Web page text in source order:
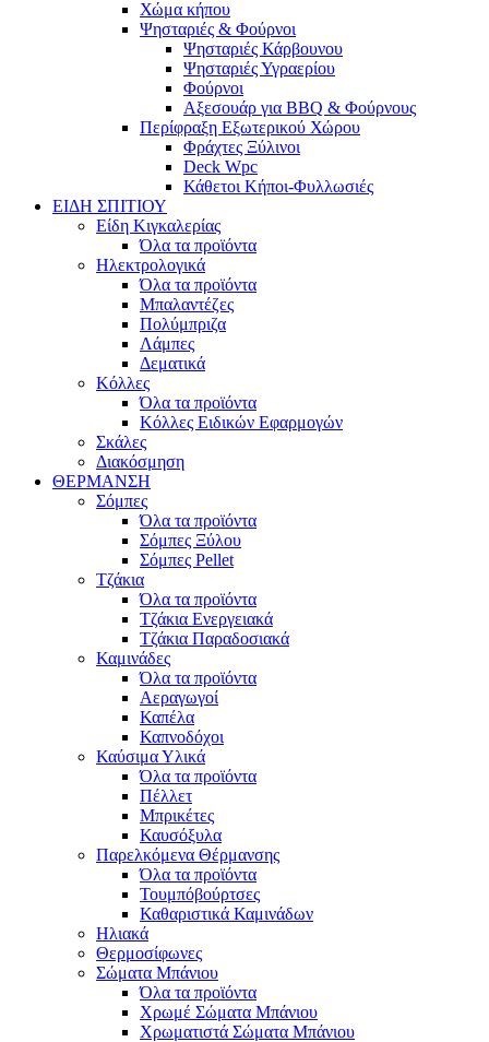
Χώμα κήπου
Ψησταριές & Φούρνοι
Ψησταριές Κάρβουνου
Ψησταριές Υγραερίου
Φούρνοι
Αξεσουάρ για BBQ & Φούρνους
Περίφραξη Εξωτερικού Χώρου
Φράχτες Ξύλινοι
Deck Wpc
Κάθετοι Κήποι-Φυλλωσιές
ΕΙΔΗ ΣΠΙΤΙΟΥ
Είδη Κιγκαλερίας
Όλα τα προϊόντα
Ηλεκτρολογικά
Όλα τα προϊόντα
Μπαλαντέζες
Πολύμπριζα
Λάμπες
Δεματικά
Κόλλες
Όλα τα προϊόντα
Κόλλες Ειδικών Εφαρμογών
Σκάλες
Διακόσμηση
ΘΕΡΜΑΝΣΗ
Σόμπες
Όλα τα προϊόντα
Σόμπες Ξύλου
Σόμπες Pellet
Τζάκια
Όλα τα προϊόντα
Τζάκια Ενεργειακά
Τζάκια Παραδοσιακά
Καμινάδες
Όλα τα προϊόντα
Αεραγωγοί
Καπέλα
Καπνοδόχοι
Καύσιμα Υλικά
Όλα τα προϊόντα
Πέλλετ
Μπρικέτες
Καυσόξυλα
Παρελκόμενα Θέρμανσης
Όλα τα προϊόντα
Τουμπόβούρτσες
Καθαριστικά Καμινάδων
Ηλιακά
Θερμοσίφωνες
Σώματα Μπάνιου
Όλα τα προϊόντα
Χρωμέ Σώματα Μπάνιου
Χρωματιστά Σώματα Μπάνιου